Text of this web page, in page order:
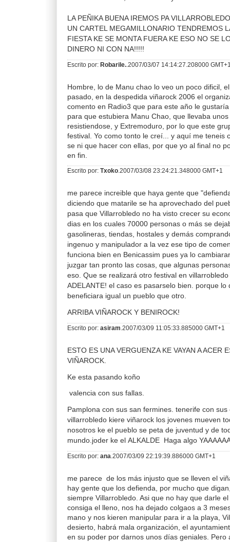
LA PEÑIKA BUENA IREMOS PA
UN CARTEL MEGAMILLONARIO TENDREMOS
FIESTA KE SE MONTA FUERA KE ESO NO SE
DINERO NI CON NA!!!!!
Escrito por: Robarile. .2007/03/07 14:14:27.208000
Hombre, lo de Manu chao lo veo un poco dificil,
pasado, en la despedida viñarock 2006 el
comento en Radio3 que para este año le
para que estubiera Manu Chao, que llevaba
resistiendose, y Extremoduro, por lo que este
festival. Yo como tonto le creí... y aquí me teneis
se ni que hacer con ellas, por que yo al final no
en fin.
Escrito por: Txoko .2007/03/08 23:24:21.348000 GMT+1
me parece increible que haya gente que
diciendo que matarile se ha aprovechado del
pasa que Villarrobledo no ha visto crecer su
dias en los cuales 70000 personas o más se
gasolineras, tiendas, hostales y demás
ingenuo y manipulador a la vez ese tipo de
funciona bien en Benicassim pues ya lo
juzgar tan pronto las cosas, que algunas
eso. Que se realizará otro festival en
ADELANTE! el caso es pasarselo bien. porque lo
beneficiara igual un pueblo que otro.
ARRIBA VIÑAROCK Y BENIROCK!
Escrito por: asiram .2007/03/09 11:05:33.885000 GMT+1
ESTO ES UNA VERGUENZA KE VAYAN A ACER
VIÑAROCK.
Ke esta pasando koño
valencia con sus fallas.
Pamplona con sus san fermines. tenerife con sus
villarrobledo kiere viñarock los jovenes mueven
nosotros ke el pueblo se peta de juventud y de
mundo.joder ke el ALKALDE Haga algo
Escrito por: ana .2007/03/09 22:19:39.886000 GMT+1
me parece de los más injusto que se lleven el
hay gente que los defienda, por mucho que
siempre Villarrobledo. Asi que no hay que darle
consiga el lleno, nos ha dejado colgaos a 3
mano y nos kieren manipular para ir a la playa,
desierto, habrá mala organización, el
en su poder por darnos unos días geniales. Pero